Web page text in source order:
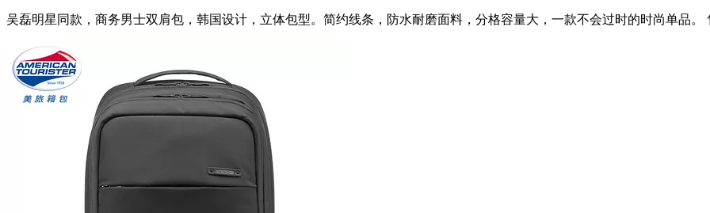
吴磊明星同款，商务男士双肩包，韩国设计，立体包型。简约线条，防水耐磨面料，分格容量大，一款不会过时的时尚单品。